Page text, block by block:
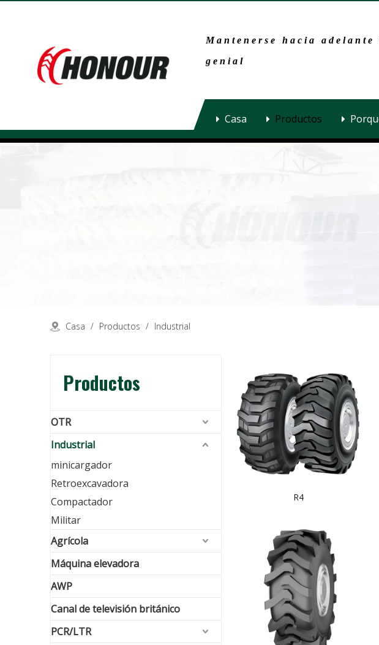
Mantenerse hacia adelante
genial
Casa Productos
Casa / Productos / Industrial
Productos
OTR
Industrial
minicargador
Retroexcavadora
Compactador
Militar
Agrícola
Máquina elevadora
AWP
Canal de televisión británico
PCR/LTR
R4